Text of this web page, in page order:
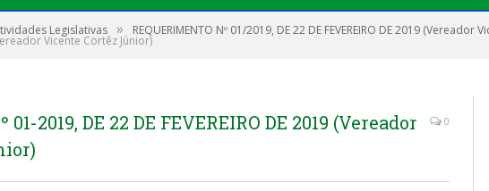
Legislativas » REQUERIMENTO Nº 01/2019, DE 22 DE FEVEREIRO DE 2019 (Vereador
Vicente Cortêz Júnior)
01-2019, DE 22 DE FEVEREIRO DE 2019 (Vereador
0